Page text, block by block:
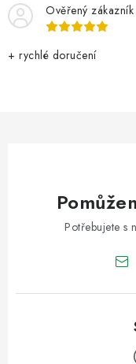
Ověřený zákazník
+ rychlé doručení
Potřebujete s